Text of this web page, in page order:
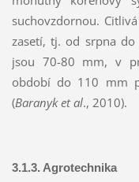
suchovzdornou.
zasetí, tj. od srpna
jsou 70-80 mm, v
období do 110 mm
(Baranyk et al., 2010).
3.1.3. Agrotechnika